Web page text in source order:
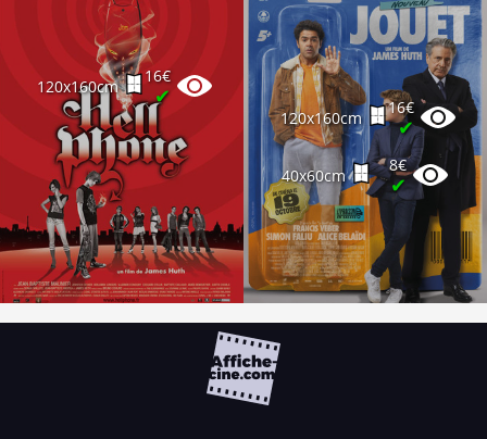
120x160cm
16€
✔
120x160cm
16€
✔
40x60cm
8€
✔